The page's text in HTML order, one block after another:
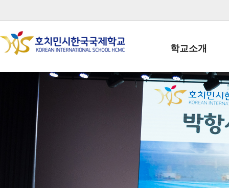
학교소개
학교장인사말
학생회장인사말
학교상징
학교 CI
교직원현황
학생현황